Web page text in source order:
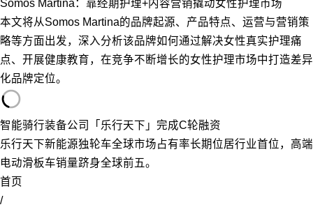
Somos Martina：靠经期护理+内容营销撬动女性护理市场
本文将从Somos Martina的品牌起源、产品特点、运营与营销策
略等方面出发，深入分析该品牌如何通过解决女性真实护理痛
点、开展健康教育，在竞争不断增长的女性护理市场中打造差异
化品牌定位。
智能骑行装备公司「乐行天下」完成C轮融资
乐行天下新能源独轮车全球市场占有率长期位居行业首位，高端
电动滑板车销量跻身全球前五。
首页
/